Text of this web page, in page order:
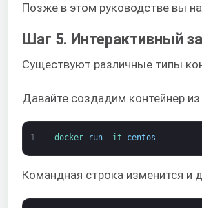
Позже в этом руководстве вы
Шаг 5. Интерактивный
Существуют различные типы
Давайте создадим контейнер
1 docker run -it centos
Командная строка изменится